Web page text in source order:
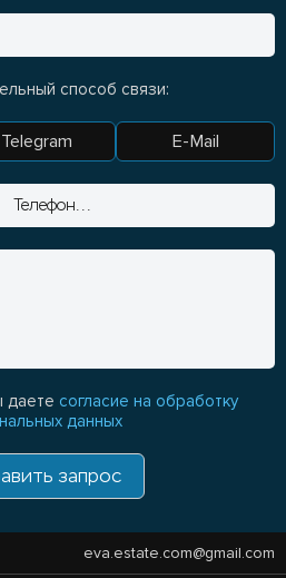
способ связи:
Telegram E-Mail
даете согласие на обработку
данных
запрос
eva.estate.com@gmail.com